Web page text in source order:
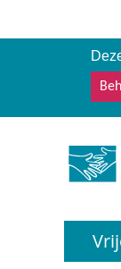
Terug
naar